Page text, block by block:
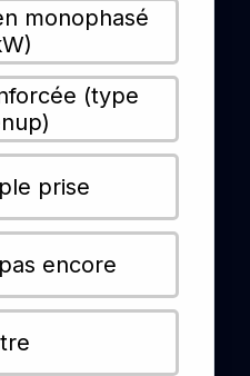
monophasé
(type
prise
encore